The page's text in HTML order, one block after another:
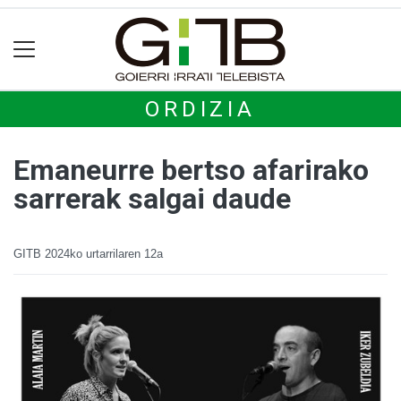
ORDIZIA
Emaneurre bertso afarirako
sarrerak salgai daude
GITB 2024ko urtarrilaren 12a